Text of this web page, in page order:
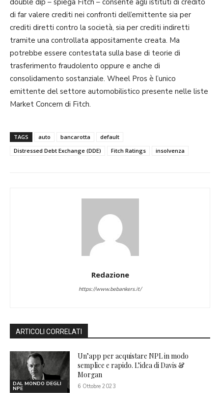
di far valere crediti nei confronti dell’emittente sia per
crediti diretti contro la società, sia per crediti indiretti
tramite una controllata appositamente creata. Ma
potrebbe essere contestata sulla base di teorie di
trasferimento fraudolento oppure e anche di
consolidamento sostanziale. Wheel Pros è l’unico
emittente del settore automobilistico presente nelle liste
Market Concern di Fitch.
TAGS auto bancarotta
default
Distressed Debt Exchange (DDE)
Fitch Ratings insolvenza
Redazione
https://www.bebankers.it/
ARTICOLI CORRELATI
DAL MONDO DEGLI
NPE
Un’app per acquistare NPL in modo
semplice e rapido. L’idea di Davis &
Morgan
6 Ottobre 2023